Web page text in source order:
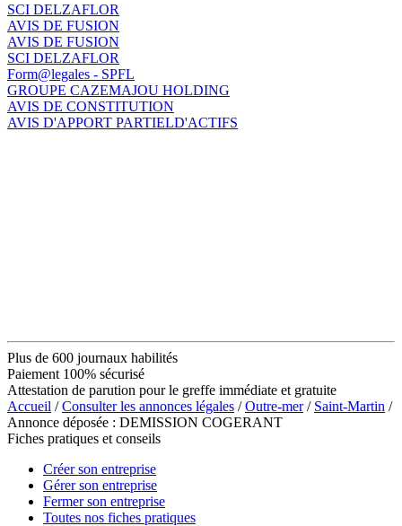
SCI DELZAFLOR
AVIS DE FUSION
AVIS DE FUSION
SCI DELZAFLOR
Form@legales - SPFL
GROUPE CAZEMAJOU HOLDING
AVIS DE CONSTITUTION
AVIS D'APPORT PARTIELD'ACTIFS
Plus de 600 journaux habilités
Paiement 100% sécurisé
Attestation de parution pour le greffe immédiate et gratuite
Accueil /Consulter les annonces légales /Outre-mer/ Saint-Martin /
Annonce déposée : DEMISSION COGERANT
Fiches pratiques et conseils
Créer son entreprise
Gérer son entreprise
Fermer son entreprise
Toutes nos fiches pratiques